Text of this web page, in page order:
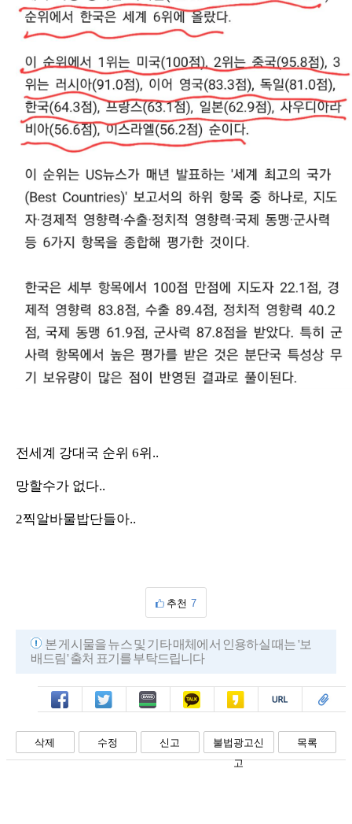
전세계 강대국 순위 6위..
망할수가 없다..
2찍알바물밥단들아..
추천 7
본 게시물을 뉴스 및 기타 매체에서 인용하실 때는 '보
배드림' 출처 표기를 부탁드립니다
페북 트윗 밴드 카톡 카스 복사 스크랩
삭제 수정 신고
불법광고신
고
목록